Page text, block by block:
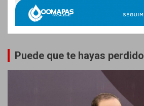
Puede que te hayas perdido